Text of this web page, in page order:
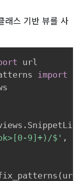
래스 기반 뷰를 사
import
. SnippetList
9]+)/$' ,
(